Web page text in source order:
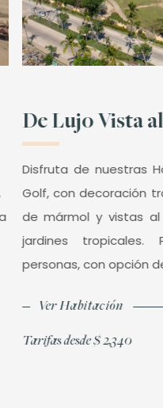
De Lujo Vista
Disfruta de nuestras
Golf, con decoración
de mármol y vistas
jardines
personas, con opción
Ver Habitación
Tarifas desde$ 2,340